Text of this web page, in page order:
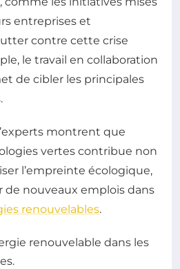
entreprises et
contre cette crise
le travail en collaboration
de cibler les principales
montrent que
vertes contribue non
l’empreinte écologique,
de nouveaux emplois dans
renouvelables.
renouvelable dans les